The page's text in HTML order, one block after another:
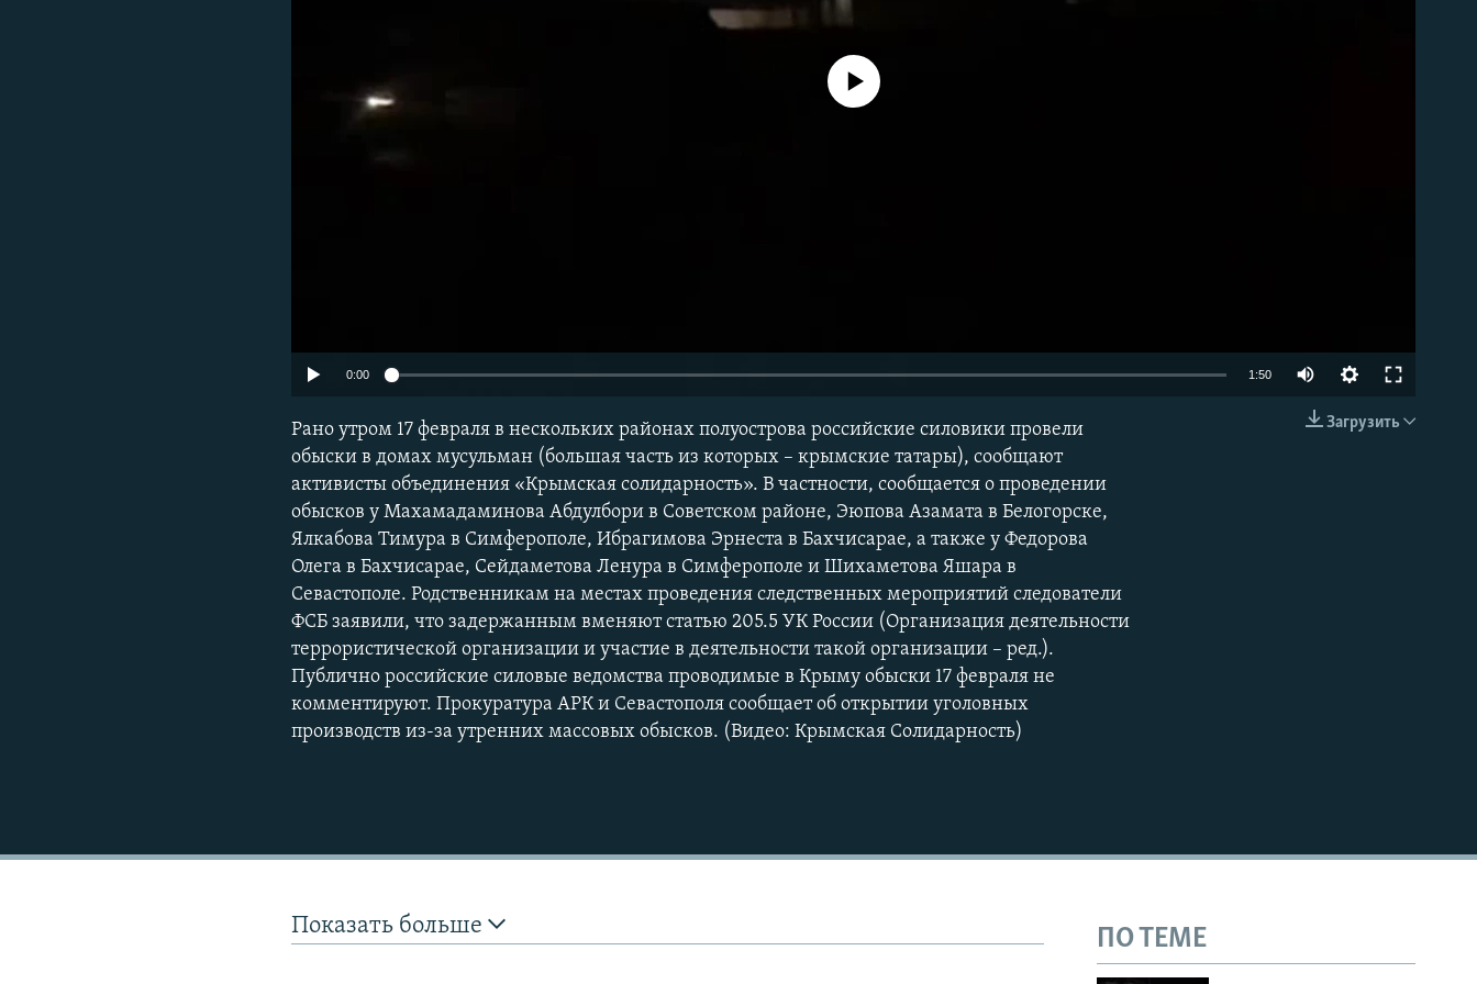
EMBED
Auto 240p 360p
720p 1080p
No media source currently available
0:00 1:50
240p
Загрузить
Рано утром 17 февраля в нескольких районах полуострова российские силовики провели
обыски в домах мусульман (большая часть из которых – крымские татары), сообщают
активисты объединения «Крымская солидарность». В частности, сообщается о проведении
обысков у Махамадаминова Абдулбори в Советском районе, Эюпова Азамата в Белогорске,
Ялкабова Тимура в Симферополе, Ибрагимова Эрнеста в Бахчисарае, а также у Федорова
Олега в Бахчисарае, Сейдаметова Ленура в Симферополе и Шихаметова Яшара в
Севастополе. Родственникам на местах проведения следственных мероприятий следователи
ФСБ заявили, что задержанным вменяют статью 205.5 УК России (Организация деятельности
террористической организации и участие в деятельности такой организации – ред.).
Публично российские силовые ведомства проводимые в Крыму обыски 17 февраля не
комментируют. Прокуратура АРК и Севастополя сообщает об открытии уголовных
производств из-за утренних массовых обысков. (Видео: Крымская Солидарность)
Показать больше ПО ТЕМЕ